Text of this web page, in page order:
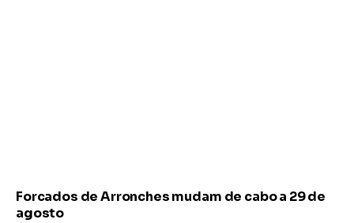
Forcados de Arronches mudam de cabo a 29 de
agosto